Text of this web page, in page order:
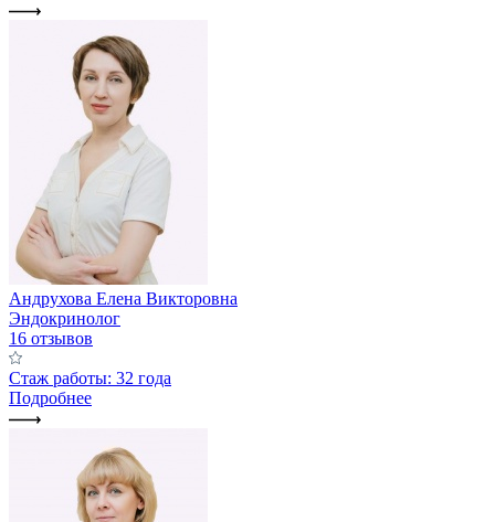
Андрухова Елена Викторовна
Эндокринолог
16 отзывов
Стаж работы: 32 года
Подробнее